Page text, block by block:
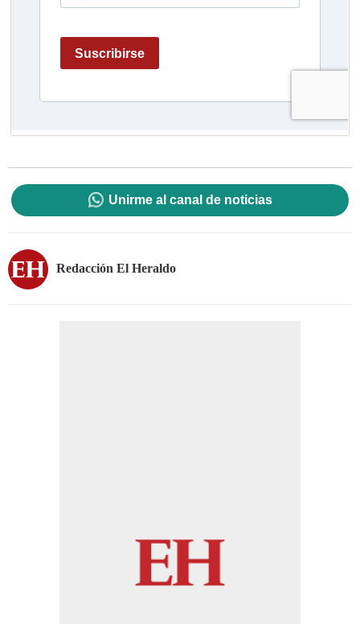
Unirme al canal de noticias
Redacción El Heraldo